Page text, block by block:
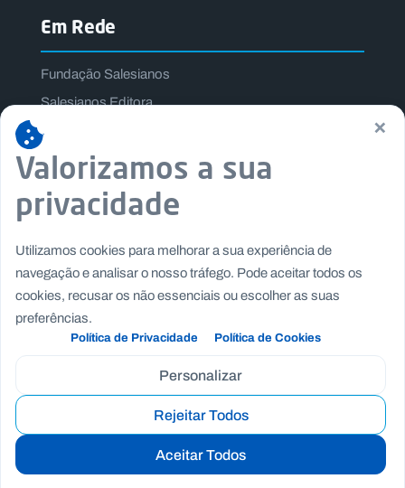
Em Rede
Fundação Salesianos
Salesianos Editora
Família Salesiana
Missão Dom Bosco
Jogos Nacionais Salesianos
Copyright © Fundação Salesianos
Politica de Cookies |Termos e Condições
×
Valorizamos a sua
privacidade
Utilizamos cookies para melhorar a sua experiência de
navegação e analisar o nosso tráfego. Pode aceitar todos os
cookies, recusar os não essenciais ou escolher as suas
preferências.
Política de Privacidade Política de Cookies
Personalizar
Rejeitar Todos
Aceitar Todos